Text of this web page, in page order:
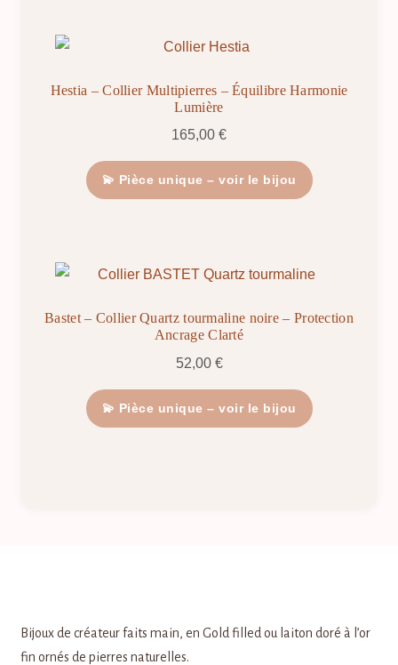
Hestia – Collier Multipierres – Équilibre Harmonie
Lumière
165,00 €
💫 Pièce unique – voir le bijou
Bastet – Collier Quartz tourmaline noire – Protection
Ancrage Clarté
52,00 €
💫 Pièce unique – voir le bijou
Bijoux de créateur faits main, en Gold filled ou laiton doré à l’or
fin ornés de pierres naturelles.